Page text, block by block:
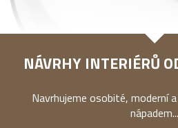
NÁVRHY INTERIÉRŮ
Navrhujeme osobité, moderní
nápadem...